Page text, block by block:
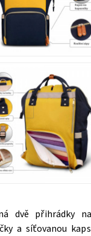
dvě přihrádky
a síťovanou